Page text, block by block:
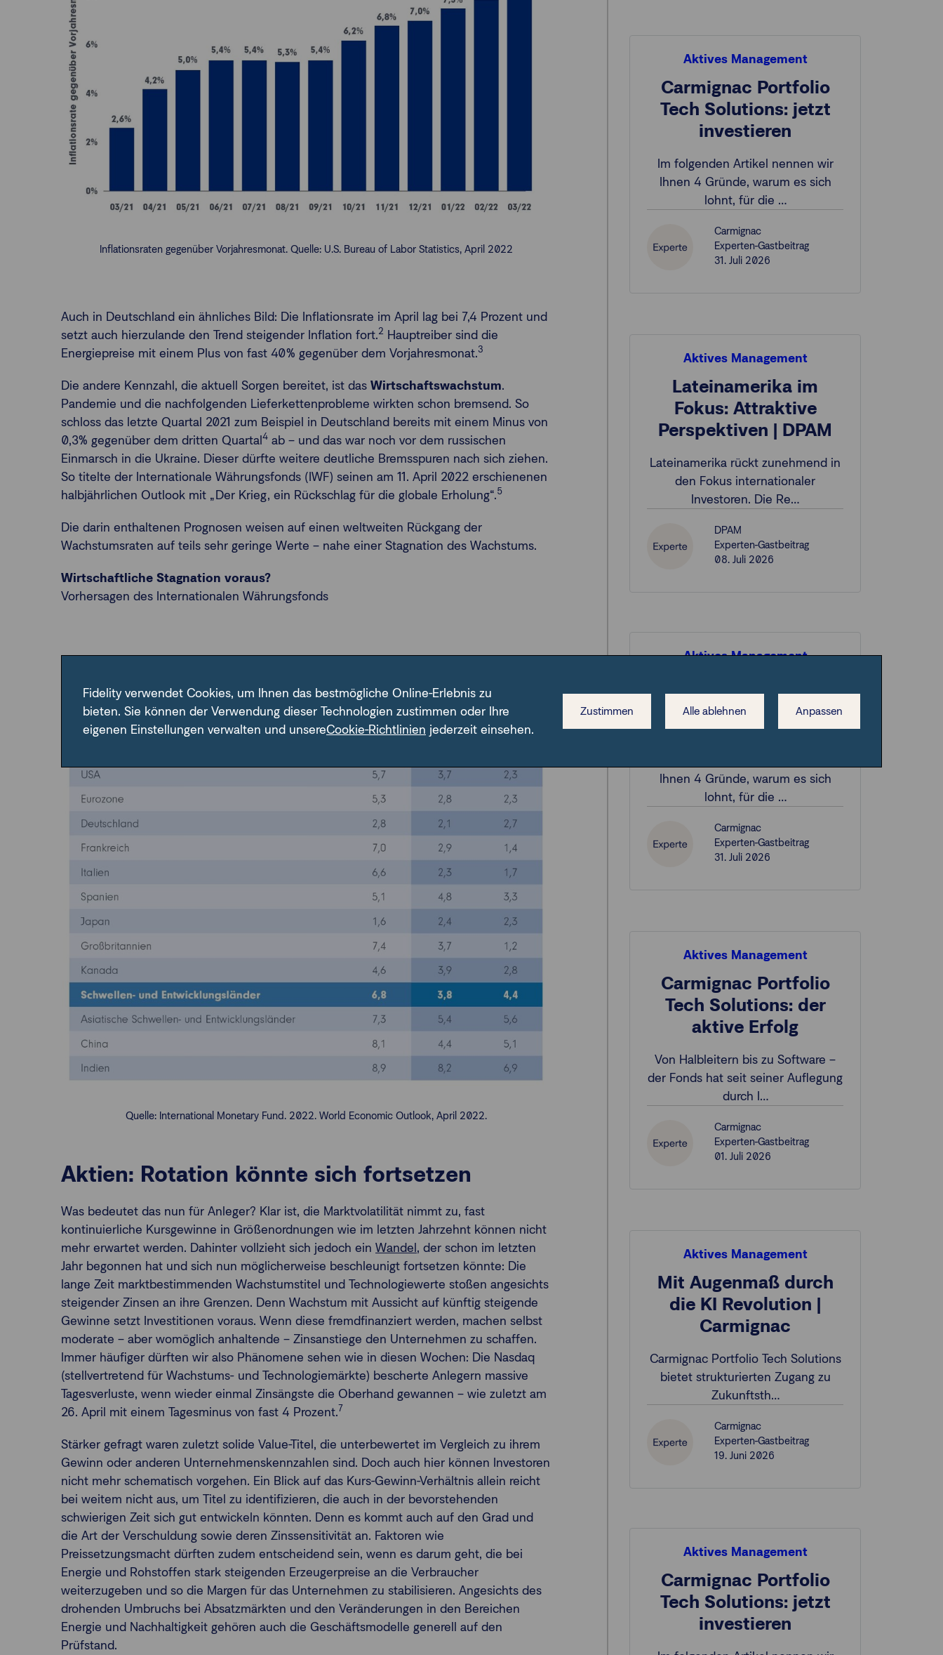
Inflationsraten gegenüber Vorjahresmonat. Quelle: U.S. Bureau of Labor Statistics, April 2022
Auch in Deutschland ein ähnliches Bild: Die Inflationsrate im April lag bei 7,4 Prozent und
setzt auch hierzulande den Trend steigender Inflation fort.2 Hauptreiber sind die
Energiepreise mit einem Plus von fast 40% gegenüber dem Vorjahresmonat.3
Die andere Kennzahl, die aktuell Sorgen bereitet, ist das Wirtschaftswachstum.
Pandemie und die nachfolgenden Lieferkettenprobleme wirkten schon bremsend. So
schloss das letzte Quartal 2021 zum Beispiel in Deutschland bereits mit einem Minus von
0,3% gegenüber dem dritten Quartal4 ab – und das war noch vor dem russischen
Einmarsch in die Ukraine. Dieser dürfte weitere deutliche Bremsspuren nach sich ziehen.
So titelte der Internationale Währungsfonds (IWF) seinen am 11. April 2022 erschienenen
halbjährlichen Outlook mit „Der Krieg, ein Rückschlag für die globale Erholung“.5
Die darin enthaltenen Prognosen weisen auf einen weltweiten Rückgang der
Wachstumsraten auf teils sehr geringe Werte – nahe einer Stagnation des Wachstums.
Wirtschaftliche Stagnation voraus?
Vorhersagen des Internationalen Währungsfonds
Quelle: International Monetary Fund. 2022. World Economic Outlook, April 2022.
Aktien: Rotation könnte sich fortsetzen
Was bedeutet das nun für Anleger? Klar ist, die Marktvolatilität nimmt zu, fast
kontinuierliche Kursgewinne in Größenordnungen wie im letzten Jahrzehnt können nicht
mehr erwartet werden. Dahinter vollzieht sich jedoch ein Wandel, der schon im letzten
Jahr begonnen hat und sich nun möglicherweise beschleunigt fortsetzen könnte: Die
lange Zeit marktbestimmenden Wachstumstitel und Technologiewerte stoßen angesichts
steigender Zinsen an ihre Grenzen. Denn Wachstum mit Aussicht auf künftig steigende
Gewinne setzt Investitionen voraus. Wenn diese fremdfinanziert werden, machen selbst
moderate – aber womöglich anhaltende – Zinsanstiege den Unternehmen zu schaffen.
Immer häufiger dürften wir also Phänomene sehen wie in diesen Wochen: Die Nasdaq
(stellvertretend für Wachstums- und Technologiemärkte) bescherte Anlegern massive
Tagesverluste, wenn wieder einmal Zinsängste die Oberhand gewannen – wie zuletzt am
26. April mit einem Tagesminus von fast 4 Prozent.7
Stärker gefragt waren zuletzt solide Value-Titel, die unterbewertet im Vergleich zu ihrem
Gewinn oder anderen Unternehmenskennzahlen sind. Doch auch hier können Investoren
nicht mehr schematisch vorgehen. Ein Blick auf das Kurs-Gewinn-Verhältnis allein reicht
bei weitem nicht aus, um Titel zu identifizieren, die auch in der bevorstehenden
schwierigen Zeit sich gut entwickeln könnten. Denn es kommt auch auf den Grad und
die Art der Verschuldung sowie deren Zinssensitivität an. Faktoren wie
Preissetzungsmacht dürften zudem entscheidend sein, wenn es darum geht, die bei
Energie und Rohstoffen stark steigenden Erzeugerpreise an die Verbraucher
weiterzugeben und so die Margen für das Unternehmen zu stabilisieren. Angesichts des
drohenden Umbruchs bei Absatzmärkten und den Veränderungen in den Bereichen
Energie und Nachhaltigkeit gehören auch die Geschäftsmodelle generell auf den
Prüfstand.
Aktives Management
Carmignac Portfolio
Tech Solutions: jetzt
investieren
Im folgenden Artikel nennen wir
Ihnen 4 Gründe, warum es sich
lohnt, für die …
Carmignac
Experten-Gastbeitrag
31. Juli 2026
Aktives Management
Lateinamerika im
Fokus: Attraktive
Perspektiven | DPAM
Lateinamerika rückt zunehmend in
den Fokus internationaler
Investoren. Die Re…
DPAM
Experten-Gastbeitrag
08. Juli 2026
Aktives Management
Tech Solutions: jetzt
investieren
Ihnen 4 Gründe, warum es sich
lohnt, für die …
Carmignac
Experten-Gastbeitrag
31. Juli 2026
Aktives Management
Carmignac Portfolio
Tech Solutions: der
aktive Erfolg
Von Halbleitern bis zu Software –
der Fonds hat seit seiner Auflegung
durch I…
Carmignac
Experten-Gastbeitrag
01. Juli 2026
Aktives Management
Mit Augenmaß durch
die KI Revolution |
Carmignac
Carmignac Portfolio Tech Solutions
bietet strukturierten Zugang zu
Zukunftsth…
Carmignac
Experten-Gastbeitrag
19. Juni 2026
Aktives Management
Carmignac Portfolio
Tech Solutions: jetzt
investieren
Fidelity verwendet Cookies, um Ihnen das bestmögliche Online-Erlebnis zu
bieten. Sie können der Verwendung dieser Technologien zustimmen oder Ihre
eigenen Einstellungen verwalten und unsereCookie-Richtlinien jederzeit einsehen.
Zustimmen Alle ablehnen Anpassen